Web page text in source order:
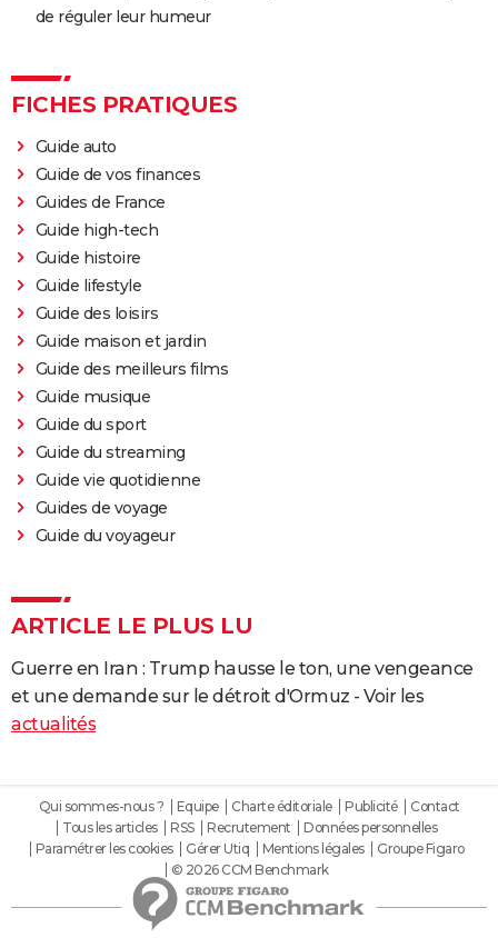
de réguler leur humeur
FICHES PRATIQUES
Guide auto
Guide de vos finances
Guides de France
Guide high-tech
Guide histoire
Guide lifestyle
Guide des loisirs
Guide maison et jardin
Guide des meilleurs films
Guide musique
Guide du sport
Guide du streaming
Guide vie quotidienne
Guides de voyage
Guide du voyageur
ARTICLE LE PLUS LU
Guerre en Iran : Trump hausse le ton, une vengeance
et une demande sur le détroit d'Ormuz - Voir les
actualités
Qui sommes-nous ? Equipe Charte éditoriale Publicité
Contact
Tous les articles
RSS Recrutement
Données personnelles
Paramétrer les cookies
Gérer Utiq Mentions légales
Groupe Figaro
© 2026 CCM Benchmark